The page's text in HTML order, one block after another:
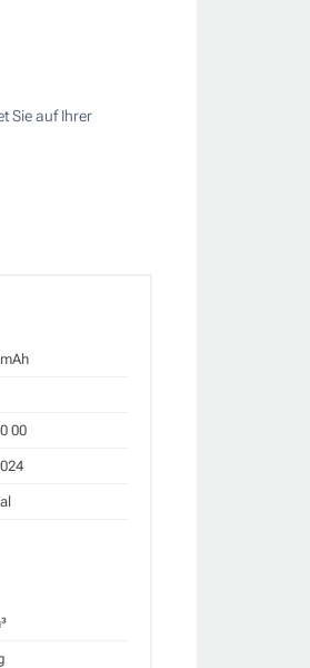
Sie auf Ihrer
00